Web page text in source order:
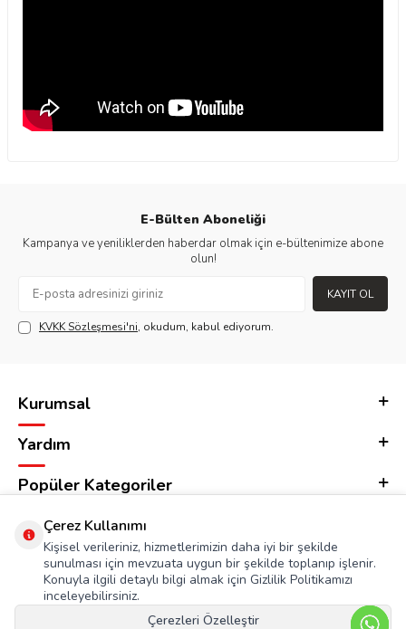
E-Bülten Aboneliği
Kampanya ve yeniliklerden haberdar olmak için e-bültenimize abone
olun!
KAYIT OL
KVKK Sözleşmesi'ni, okudum, kabul ediyorum.
Kurumsal
Yardım
Popüler Kategoriler
Adres & İletişim
Çerez Kullanımı
Kişisel verileriniz, hizmetlerimizin daha iyi bir şekilde
sunulması için mevzuata uygun bir şekilde toplanıp işlenir.
Konuyla ilgili detaylı bilgi almak için Gizlilik Politikamızı
inceleyebilirsiniz.
Çerezleri Özelleştir